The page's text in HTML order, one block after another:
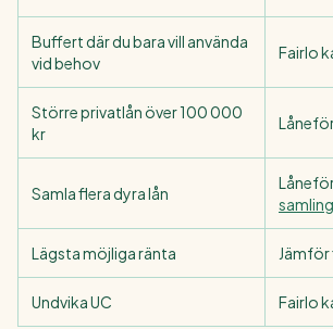
Buffert där du bara vill använda
vid behov
Fairlo
Större privatlån över 100 000
kr
Samla flera dyra lån
Lägsta möjliga ränta Jämför
Undvika UC Fairlo